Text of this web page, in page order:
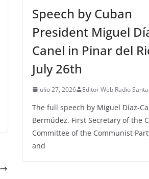
Speech by Cuban
President Miguel
Canel in Pinar del
July 26th
julio 27, 2026 Editor Web Radio
The full speech by Miguel Díaz-
Bermúdez, First Secretary of the
Committee of the Communist
and